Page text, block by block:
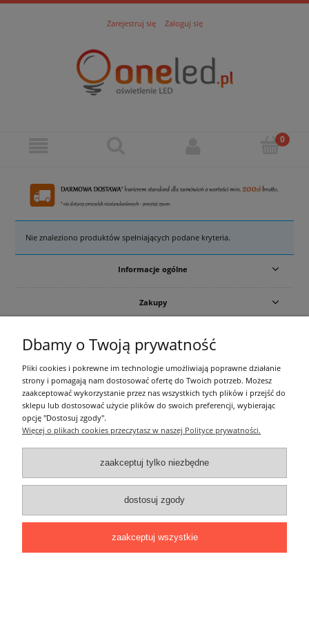
Zarejestruj się Zaloguj się
Nie znaleziono produktów spełniających podane kryteria.
Informacje ogólne
Zakupy
Pozostałe
Łatwy dojazd z Sopotu, Gdańska i Gdyni - przekonaj się i kup również na
ONELED, ul. Kasprowicza 4, 83-000 Pruszcz Gdański
e-mail: biuro@oneled.pl | tel.: 511-711-113 | tel.: 511-115-157 | tel.: 511-711-
225
Dbamy o Twoją prywatność
Pliki cookies i pokrewne im technologie umożliwiają poprawne działanie
strony i pomagają nam dostosować ofertę do Twoich potrzeb. Możesz
zaakceptować wykorzystanie przez nas wszystkich tych plików i przejść do
sklepu lub dostosować użycie plików do swoich preferencji, wybierając
opcję "Dostosuj zgody".
Więcej o plikach cookies przeczytasz w naszej Polityce prywatności.
zaakceptuj tylko niezbędne
dostosuj zgody
zaakceptuj wszystkie